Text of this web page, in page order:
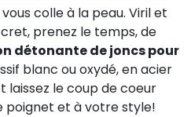
colle à la peau. Viril et
prenez le temps, de
détonante de joncs pour
blanc ou oxydé, en acier
laissez le coup de coeur
poignet et à votre style!